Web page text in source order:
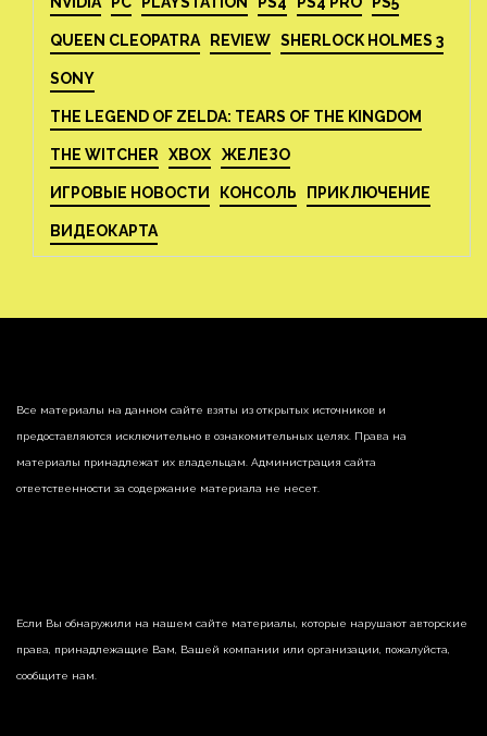
QUEEN CLEOPATRA REVIEW SHERLOCK HOLMES 3
SONY
THE LEGEND OF ZELDA: TEARS OF THE KINGDOM
THE WITCHER XBOX ЖЕЛЕЗО
ИГРОВЫЕ НОВОСТИ КОНСОЛЬ ПРИКЛЮЧЕНИЕ
ВИДЕОКАРТА
Все материалы на данном сайте взяты из открытых источников и
предоставляются исключительно в ознакомительных целях. Права на
материалы принадлежат их владельцам. Администрация сайта
ответственности за содержание материала не несет.
Если Вы обнаружили на нашем сайте материалы, которые нарушают авторские
права, принадлежащие Вам, Вашей компании или организации, пожалуйста,
сообщите нам.